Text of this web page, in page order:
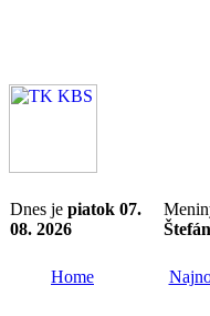
Dnes je piatok 07.
08. 2026
Home